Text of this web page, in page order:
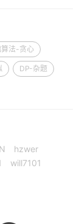
算法-贪心
DP-杂题
hzwer
will7101